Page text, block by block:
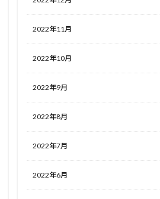
2022年11月
2022年10月
2022年9月
2022年8月
2022年7月
2022年6月